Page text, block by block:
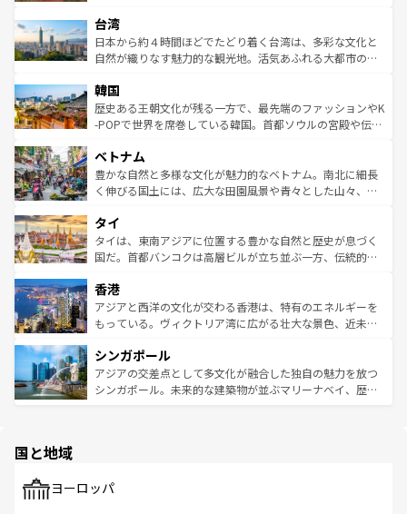
ならではの贅沢な旅のスタイルだ。 なお、新着のアメリカ
情報はコンテンツ一覧を参照してほしい。
れるおもてなしの心で訪れる人々を迎えてくれるハワイの
人々、おいしいローカルフードやハワイアンミュージッ
ク、伝統的なフラダンスなど、すべてがハワイの魅力を彩
ワイを、存分に味わってほしい。 なお、新着のハワイ情報
はコンテンツ一覧を参照してほしい。
リアリーフや大陸中央部にそびえるウルル（エアーズロッ
ク）、タスマニアの美しい原生林やケアンズの熱帯雨林な
ど、見どころがたくさん。また、カフェやワイン、オージ
いる。アクティビティも充実しており、サーフィンやダイ
ビング、ハイキングなど、アウトドア好きにはたまらな
い。オーストラリアの多彩な魅力を存分に味わいつくそ
参照してほしい。
台湾
日本から約４時間ほどでたどり着く台湾は、多彩な文化と
自然が織りなす魅力的な観光地。活気あふれる大都市の台
ン）、静ひつな山岳地帯である台湾東部など、都市の喧騒
と山間の静けさが共存しており、訪れる人に新しい発見と
驚きをもたらしてくれる。また、奥深い台湾の食文化も魅
容にもいいと評判のスイーツなど、バラエティ豊かな料理
が味わえる。 なお、新着の台湾情報は コンテンツ一覧を参
照してほしい。
韓国
歴史ある王朝文化が残る一方で、最先端のファッションやK
-POPで世界を席巻している韓国。首都ソウルの宮殿や伝統
き、地方に足を延ばせば四季折々の自然美を楽しむことが
できる。そして、キムチや焼肉、絶品のストリートフード
まで、さまざまな韓国料理が待っている。夜には、韓国な
リティに包まれながら、韓国の多彩な魅力を心ゆくまで味
わってみてほしい。 なお、新着の韓国情報はコンテンツ一
覧を参照してほしい。
ベトナム
豊かな自然と多様な文化が魅力的なベトナム。南北に細長
く伸びる国土には、広大な田園風景や青々とした山々、世
急速な発展と共に伝統が息づく。ハノイの古い町並みやホ
ーチミン市のフランス統治時代の建物も、独特の雰囲気を
醸し出している。また、バラエティの豊かさとおいしさで
とつ。フォーやバインミー、ベトナムコーヒーなどは、ぜ
ひ現地で味わいたい。どの地域を訪れてもあたたかい人々
が旅行者を迎えてくれるので、きっと忘れられない旅にな
参照してほしい。
タイ
タイは、東南アジアに位置する豊かな自然と歴史が息づく
国だ。首都バンコクは高層ビルが立ち並ぶ一方、伝統的な
の活気が交差している。北部ではチェンマイなどの山岳地
帯で自然と触れ合い、南部ではプーケットやクラビの美し
いビーチでリゾート気分を楽しむことができる。タイ料理
激する。気候は一年中温暖で、どの季節にも異なる楽しみ
が待っている。親しみやすいタイの人々、仏教を中心とし
た文化、そして多様な観光資源が、訪れる旅人を魅了し続
香港
アジアと西洋の文化が交わる香港は、特有のエネルギーを
もっている。ヴィクトリア湾に広がる壮大な景色、近未来
み、どこを訪れても感動するはず。観光スポットが密集し
ており、効率よく見どころを回れるのも魅力。息をのむよ
うな絶景から文化的な体験まで、香港を存分に楽しみ尽く
シンガポール
アジアの交差点として多文化が融合した独自の魅力を放つ
シンガポール。未来的な建築物が並ぶマリーナベイ、歴史
で、ホーカーズは地元の風情を楽しめる外せないスポット
国と地域
ヨーロッパ